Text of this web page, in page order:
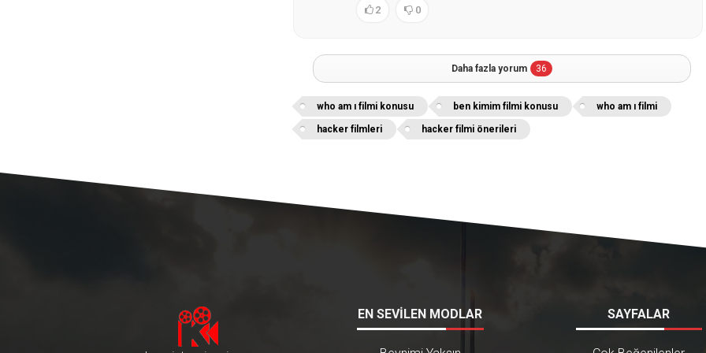
2 0
Daha fazla yorum 36
who am ı filmi konusu ben kimim filmi konusu who am ı filmi
hacker filmleri hacker filmi önerileri
EN SEVİLEN MODLAR SAYFALAR